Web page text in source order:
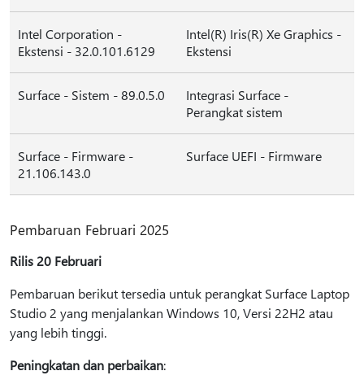
Intel Corporation -
Ekstensi - 32.0.101.6129
Intel(R) Iris(R) Xe Graphics -
Ekstensi
Surface - Sistem - 89.0.5.0
Integrasi Surface -
Perangkat sistem
Surface - Firmware -
21.106.143.0
Surface UEFI - Firmware
Pembaruan Februari 2025
Rilis 20 Februari
Pembaruan berikut tersedia untuk perangkat Surface Laptop
Studio 2 yang menjalankan Windows 10, Versi 22H2 atau
yang lebih tinggi.
Peningkatan dan perbaikan: